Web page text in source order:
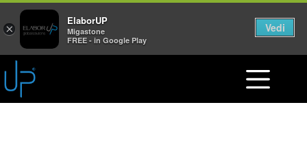
×
ElaborUP
Migastone
FREE - in Google Play
Vedi